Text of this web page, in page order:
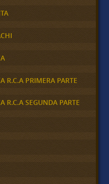
R.C.A PRIMERA PARTE
R.C.A SEGUNDA PARTE